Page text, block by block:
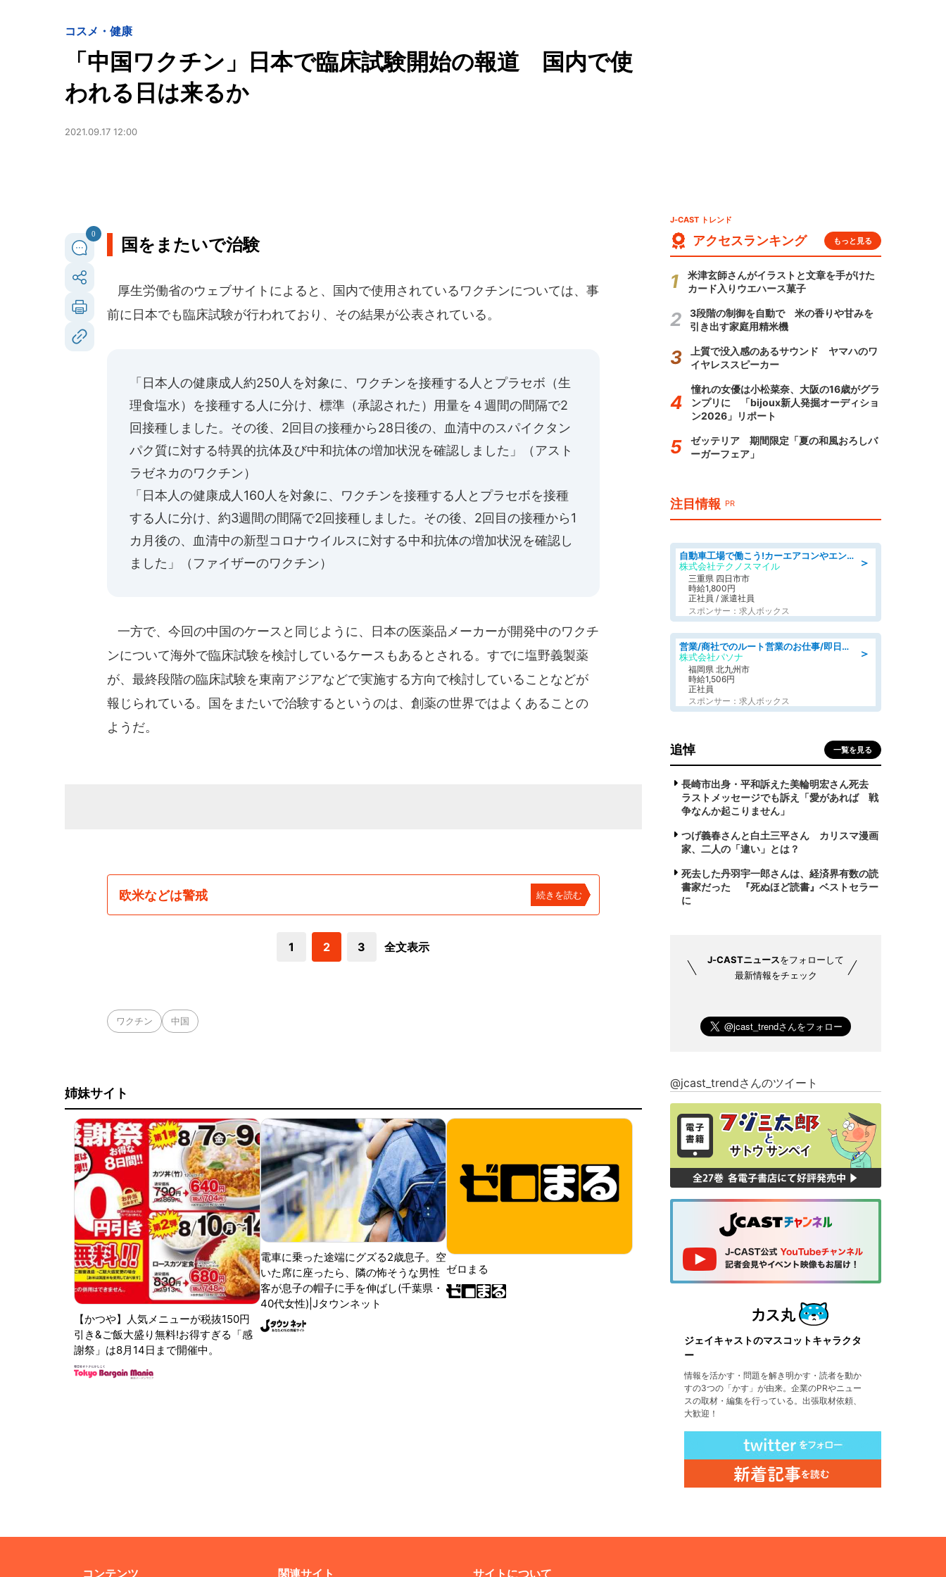
コスメ・健康
「中国ワクチン」日本で臨床試験開始の報道 国内で使
われる日は来るか
2021.09.17 12:00
0
国をまたいで治験
厚生労働省のウェブサイトによると、国内で使用されているワクチンについては、事
前に日本でも臨床試験が行われており、その結果が公表されている。
「日本人の健康成人約250人を対象に、ワクチンを接種する人とプラセボ（生
理食塩水）を接種する人に分け、標準（承認された）用量を４週間の間隔で2
回接種しました。その後、2回目の接種から28日後の、血清中のスパイクタン
パク質に対する特異的抗体及び中和抗体の増加状況を確認しました」（アスト
ラゼネカのワクチン）
「日本人の健康成人160人を対象に、ワクチンを接種する人とプラセボを接種
する人に分け、約3週間の間隔で2回接種しました。その後、2回目の接種から1
カ月後の、血清中の新型コロナウイルスに対する中和抗体の増加状況を確認し
ました」（ファイザーのワクチン）
一方で、今回の中国のケースと同じように、日本の医薬品メーカーが開発中のワクチ
ンについて海外で臨床試験を検討しているケースもあるとされる。すでに塩野義製薬
が、最終段階の臨床試験を東南アジアなどで実施する方向で検討していることなどが
報じられている。国をまたいで治験するというのは、創薬の世界ではよくあることの
ようだ。
欧米などは警戒 続きを読む
1 2 3 全文表示
ワクチン 中国
姉妹サイト
【かつや】人気メニューが税抜150円
引き&ご飯大盛り無料!お得すぎる「感
謝祭」は8月14日まで開催中。
電車に乗った途端にグズる2歳息子。空
いた席に座ったら、隣の怖そうな男性
客が息子の帽子に手を伸ばし(千葉県・
40代女性)|Jタウンネット
ゼロまる
J-CAST トレンド
アクセスランキング もっと見る
米津玄師さんがイラストと文章を手がけた
カード入りウエハース菓子
3段階の制御を自動で 米の香りや甘みを
引き出す家庭用精米機
上質で没入感のあるサウンド ヤマハのワ
イヤレススピーカー
憧れの女優は小松菜奈、大阪の16歳がグラ
ンプリに 「bijoux新人発掘オーディショ
ン2026」リポート
ゼッテリア 期間限定「夏の和風おろしバ
ーガーフェア」
注目情報 PR
＞
自動車工場で働こう!カーエアコンやエンジンの製造・加工業務/寮完備 denso aichi
株式会社テクノスマイル
三重県 四日市市
時給1,800円
正社員 / 派遣社員
スポンサー：求人ボックス
＞
営業/商社でのルート営業のお仕事/即日勤務可/車通勤可/営業
株式会社パソナ
福岡県 北九州市
時給1,506円
正社員
スポンサー：求人ボックス
追悼 一覧を見る
長崎市出身・平和訴えた美輪明宏さん死去
ラストメッセージでも訴え「愛があれば 戦
争なんか起こりません」
つげ義春さんと白土三平さん カリスマ漫画
家、二人の「違い」とは？
死去した丹羽宇一郎さんは、経済界有数の読
書家だった 『死ぬほど読書』ベストセラー
に
J-CASTニュースをフォローして
最新情報をチェック
@jcast_trendさんのツイート
ジェイキャストのマスコットキャラクタ
ー
情報を活かす・問題を解き明かす・読者を動か
すの3つの「かす」が由来。企業のPRやニュー
スの取材・編集を行っている。出張取材依頼、
大歓迎！
コンテンツ 関連サイト サイトについて